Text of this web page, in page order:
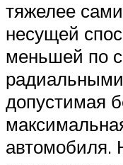
тяжелее
несущей
меньшей по
допустимая
автомобиля.